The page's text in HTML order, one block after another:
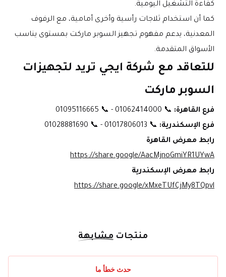
كفاءة التشغيل اليومية.
الأسواق المتقدمة.
السوبر ماركت
فرع القاهرة: 📞 01062414000 - 📞 01095116665
فرع الإسكندرية: 📞 01017806013 - 📞 01028881690
رابط معرض القاهرة
https://share.google/AacMjnoGmiYR1UYwA
رابط معرض الإسكندرية
https://share.google/xMxeTUfCjMy8TQpvl
منتجات مشابهة
حدث خطأ ما